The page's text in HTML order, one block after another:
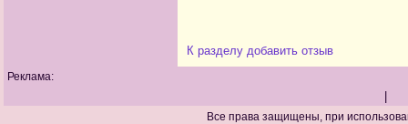
К разделу добавить отзыв
Реклама:
Все права защищены, при